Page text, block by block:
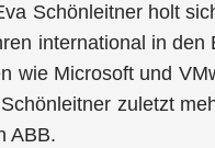
Schönleitner holt
international in den
wie Microsoft und
zuletzt
ABB.